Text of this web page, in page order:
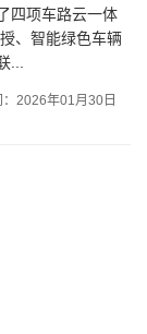
四项车路云一体
、智能绿色车辆
...
：2026年01月30日